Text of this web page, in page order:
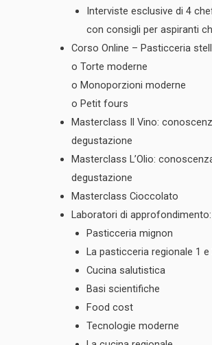
Interviste esclusive di 4
con consigli per aspiranti
Corso Online – Pasticceria
o Torte moderne
o Monoporzioni moderne
o Petit fours
Masterclass Il Vino:
degustazione
Masterclass L’Olio:
degustazione
Masterclass Cioccolato
Laboratori di approfondimento:
Pasticceria mignon
La pasticceria regionale 1 e
Cucina salutistica
Basi scientifiche
Food cost
Tecnologie moderne